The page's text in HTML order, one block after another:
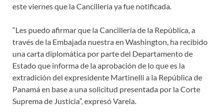
este viernes que la Cancillería ya fue notificada.
“Les puedo afirmar que la Cancillería de la República, a
través de la Embajada nuestra en Washington, ha recibido
una carta diplomática por parte del Departamento de
Estado que informa de la aprobación de lo que es la
extradición del expresidente Martinelli a la República de
Panamá en base a una solicitud presentada por la Corte
Suprema de Justicia”, expresó Varela.